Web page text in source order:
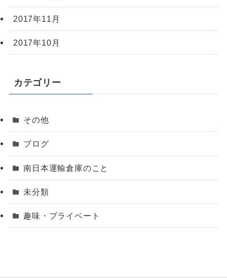
2017年11月
2017年10月
カテゴリー
その他
ブログ
南日本運輸倉庫のこと
未分類
趣味・プライベート